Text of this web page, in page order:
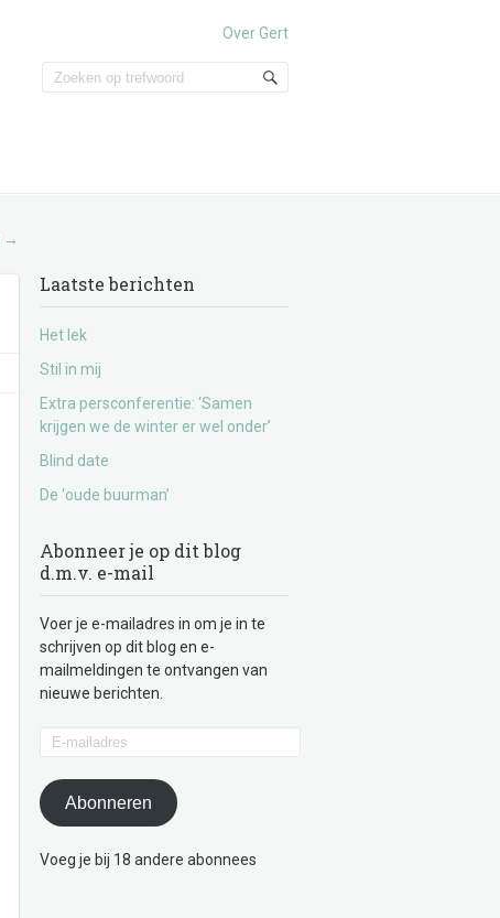
Over Gert
→
Laatste berichten
Het lek
Stil in mij
Extra persconferentie: ‘Samen
krijgen we de winter er wel onder’
Blind date
De ‘oude buurman’
Abonneer je op dit blog
d.m.v. e-mail
Voer je e-mailadres in om je in te
schrijven op dit blog en e-
mailmeldingen te ontvangen van
nieuwe berichten.
Abonneren
Voeg je bij 18 andere abonnees